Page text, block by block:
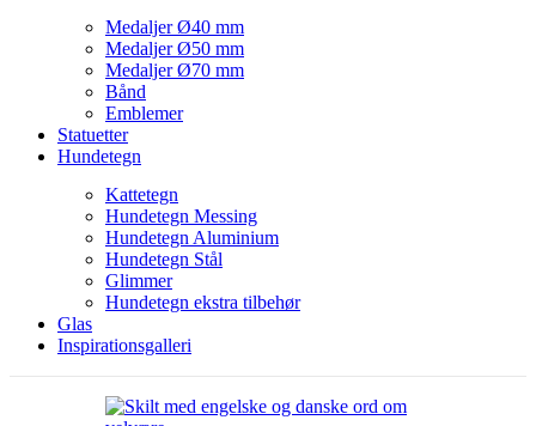
Medaljer Ø40 mm
Medaljer Ø50 mm
Medaljer Ø70 mm
Bånd
Emblemer
Statuetter
Hundetegn
Kattetegn
Hundetegn Messing
Hundetegn Aluminium
Hundetegn Stål
Glimmer
Hundetegn ekstra tilbehør
Glas
Inspirationsgalleri